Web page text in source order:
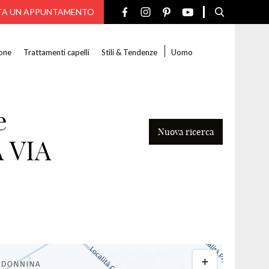
UN APPUNTAMENTO
Trattamenti capelli Stili & Tendenze Uomo
VIA
Nuova ricerca
+